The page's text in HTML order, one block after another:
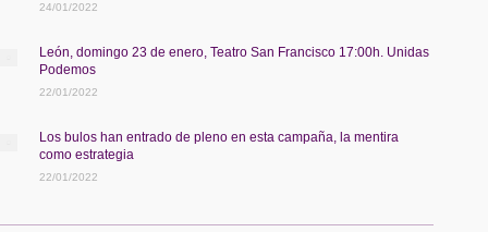
24/01/2022
León, domingo 23 de enero, Teatro San Francisco 17:00h. Unidas
Podemos
22/01/2022
Los bulos han entrado de pleno en esta campaña, la mentira
como estrategia
22/01/2022